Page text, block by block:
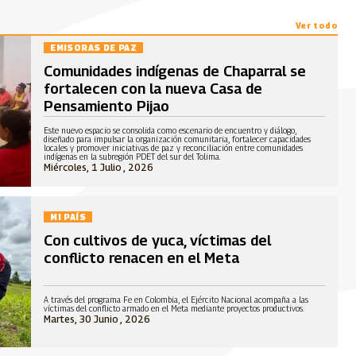
Ver todo
EMISORAS DE PAZ
Miércoles, 1 Julio , 2026
Comunidades indígenas de Chaparral se
fortalecen con la nueva Casa de
Pensamiento Pijao
Este nuevo espacio se consolida como escenario de encuentro y diálogo,
diseñado para impulsar la organización comunitaria, fortalecer capacidades
locales y promover iniciativas de paz y reconciliación entre comunidades
indígenas en la subregión PDET del sur del Tolima.
MI PAÍS
Martes, 30 Junio , 2026
Con cultivos de yuca, víctimas del
conflicto renacen en el Meta
A través del programa Fe en Colombia, el Ejército Nacional acompaña a las
víctimas del conflicto armado en el Meta mediante proyectos productivos.